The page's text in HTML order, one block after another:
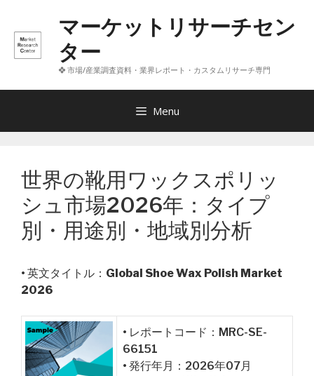
へ
マーケットリサーチセン
ター
❖ 市場/産業調査資料・業界レポート・カスタムリサーチ専門
Menu
世界の靴用ワックスポリッ
シュ市場2026年：タイプ
別・用途別・地域別分析
• 英文タイトル： Global Shoe Wax Polish Market
2026
• レポートコード：MRC-SE-
66151
• 発行年月：2026年07月